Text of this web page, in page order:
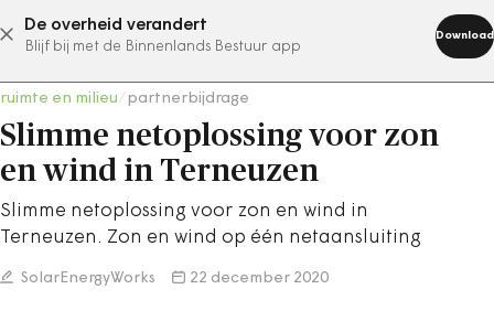
De overheid verandert
Blijf bij met de Binnenlands Bestuur app
Download
abonneer nu
ruimte en milieu partnerbijdrage
Slimme netoplossing voor zon
en wind in Terneuzen
Slimme netoplossing voor zon en wind in
Terneuzen. Zon en wind op één netaansluiting
SolarEnergyWorks 22 december 2020